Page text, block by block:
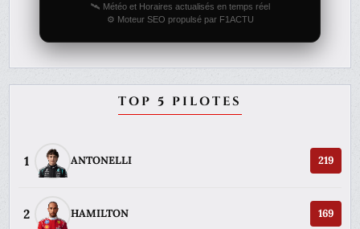
🛰️ Météo et Horaires actualisés en temps réel
⚙️ Moteur SEO propulsé par F1ACTU
TOP 5 PILOTES
1 ANTONELLI 219
2 HAMILTON 169